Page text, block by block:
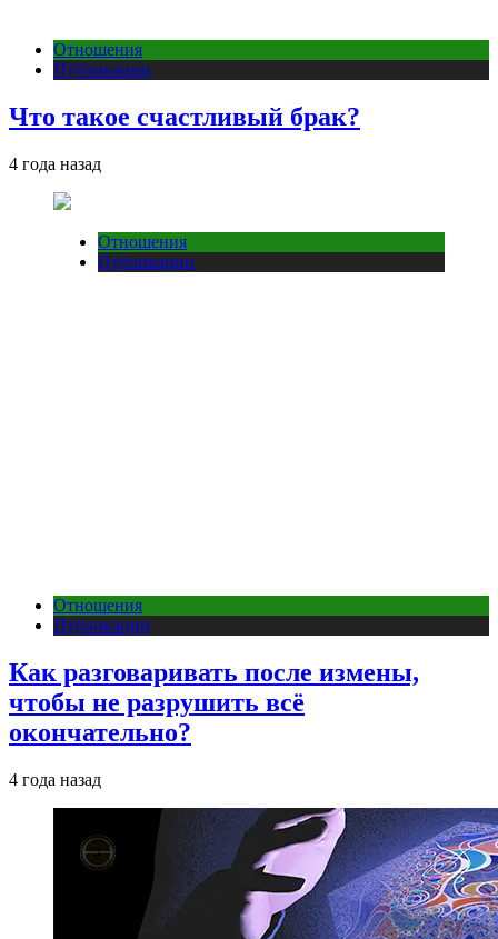
Отношения
Публикации
Что такое счастливый брак?
4 года назад
Отношения
Публикации
Отношения
Публикации
Как разговаривать после измены,
чтобы не разрушить всё
окончательно?
4 года назад